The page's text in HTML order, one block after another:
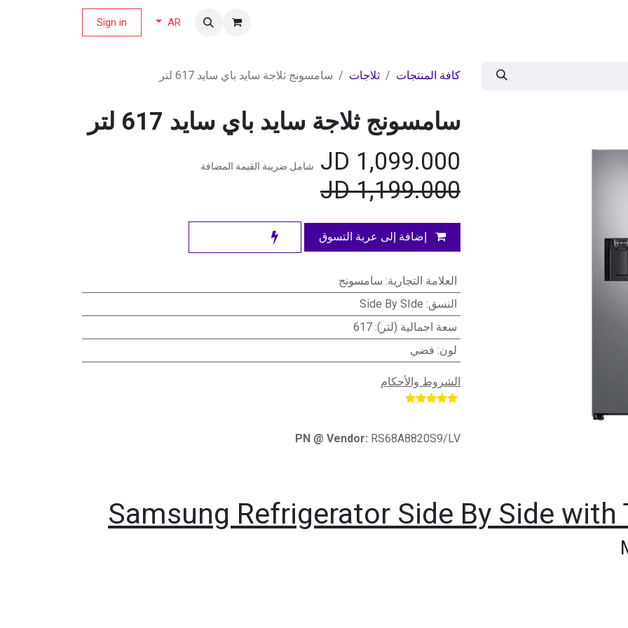
AR
Sign in
كافة المنتجات ثلاجات سامسونج ثلاجة سايد باي سايد 617 لتر
سامسونج ثلاجة سايد باي سايد 617 لتر
1,099.000
شامل ضريبة القيمة المضافة
1,199.000
JD
إضافة إلى عربة التسوق
العلامة التجارية: سامسونج
النسق:
Side By SIde
سعة اجمالية (لتر):
617
لون: فضي
الشروط والأحكام
PN @ Vendor: RS68A8820S9/LV
Samsung Refrigerator Side By Side